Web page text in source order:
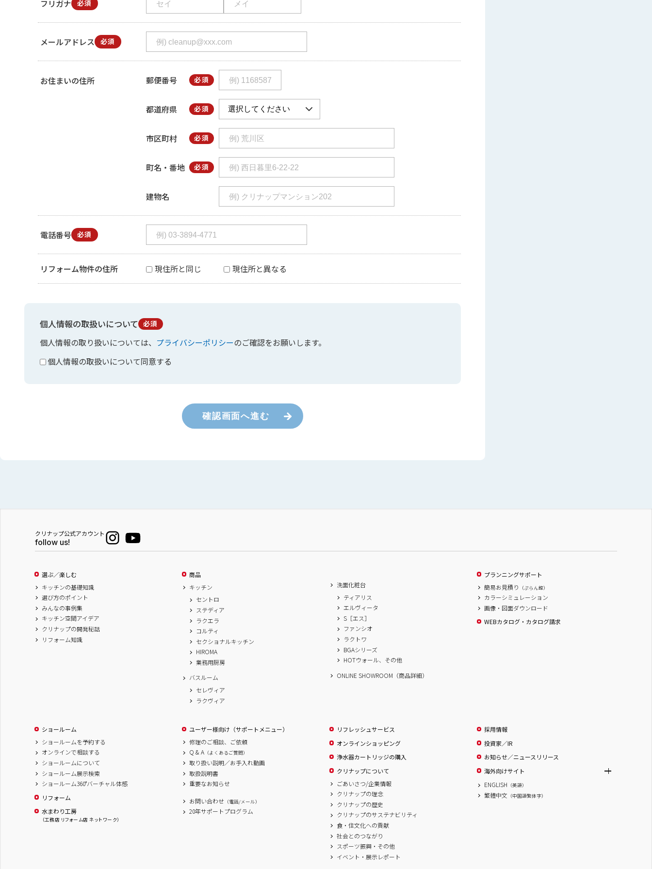
フリガナ 必須
メールアドレス 必須
お住まいの住所 郵便番号 必須
都道府県 必須
市区町村 必須
町名・番地 必須
建物名
電話番号 必須
リフォーム物件の住所 現住所と同じ 現住所と異なる
個人情報の取扱いについて 必須
個人情報の取り扱いについては、 プライバシーポリシーのご確認をお願いします。
個人情報の取扱いについて同意する
確認画面へ進む
クリナップ公式アカウント
follow us!
選ぶ／楽しむ
キッチンの基礎知識
選び方のポイント
みんなの事例集
キッチン空間アイデア
クリナップの開発秘話
リフォーム知識
商品
キッチン
セントロ
ステディア
ラクエラ
コルティ
セクショナルキッチン
HIROMA
業務用厨房
バスルーム
セレヴィア
ラクヴィア
洗面化粧台
ティアリス
エルヴィータ
S［エス］
ファンシオ
ラクトワ
BGAシリーズ
HOTウォール、その他
ONLINE SHOWROOM（商品詳細）
プランニングサポート
簡易お見積り
（ぷらん館）
カラーシミュレーション
画像・図面ダウンロード
WEBカタログ・カタログ請求
ショールーム
ショールームを予約する
オンラインで相談する
ショールームについて
ショールーム展示検索
ショールーム360°バーチャル体感
リフォーム
水まわり工房
（工務店 リフォーム店 ネットワーク）
ユーザー様向け（サポートメニュー）
修理のご相談、ご依頼
Q & A （よくあるご質問）
取り扱い説明／お手入れ動画
取扱説明書
重要なお知らせ
お問い合わせ （電話/メール）
20年サポートプログラム
リフレッシュサービス
オンラインショッピング
浄水器カートリッジの購入
クリナップについて
ごあいさつ/企業情報
クリナップの理念
クリナップの歴史
クリナップのサステナビリティ
食・住文化への貢献
社会とのつながり
スポーツ振興・その他
イベント・展示レポート
採用情報
投資家／IR
お知らせ／ニュースリリース
海外向けサイト
ENGLISH （英語）
繁體中文 （中国語繁体字）